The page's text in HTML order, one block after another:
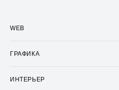
WEB
ГРАФИКА
ИНТЕРЬЕР